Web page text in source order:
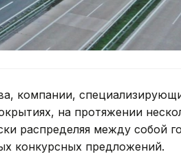
компании,
на протяжении
распределяя между собой
конкурсных предложений.